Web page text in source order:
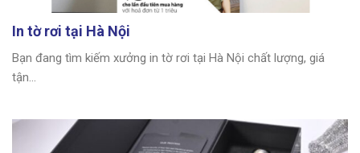
In tờ rơi tại Hà Nội
Bạn đang tìm kiếm xưởng in tờ rơi tại Hà Nội chất lượng, giá
tận...